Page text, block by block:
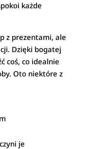
każde
z prezentami, ale
Dzięki bogatej
coś, co idealnie
Oto niektóre z
je